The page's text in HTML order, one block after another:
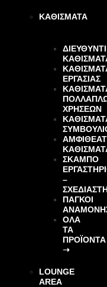
ΚΑΘΙΣΜΑΤΑ
ΕΡΓΑΣΙΑΣ
ΧΡΗΣΕΩΝ
ΣΚΑΜΠΟ
–
ΠΑΓΚΟΙ
ΌΛΑ
ΤΑ
ΠΡΟΪΌΝΤΑ
➝
LOUNGE
AREA